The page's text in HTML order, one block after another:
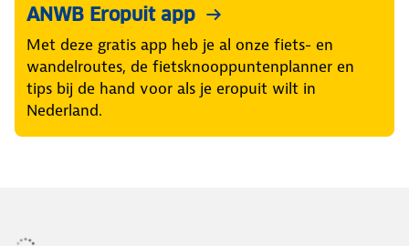
ANWB Eropuit app
Met deze gratis app heb je al onze fiets- en
wandelroutes, de fietsknooppuntenplanner en
tips bij de hand voor als je eropuit wilt in
Nederland.